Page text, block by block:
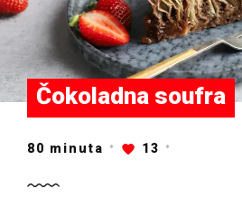
Čokoladna soufra
80 minuta 13